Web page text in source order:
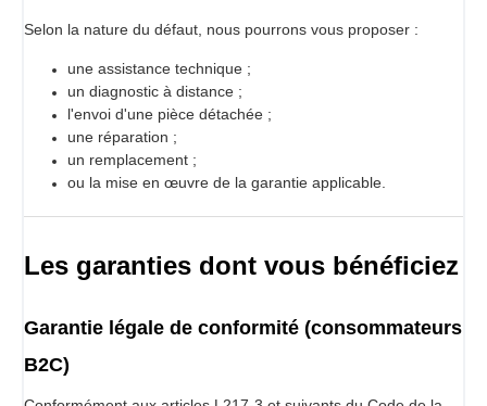
Selon la nature du défaut, nous pourrons vous proposer :
une assistance technique ;
un diagnostic à distance ;
l'envoi d'une pièce détachée ;
une réparation ;
un remplacement ;
ou la mise en œuvre de la garantie applicable.
Les garanties dont vous bénéficiez
Garantie légale de conformité (consommateurs
B2C)